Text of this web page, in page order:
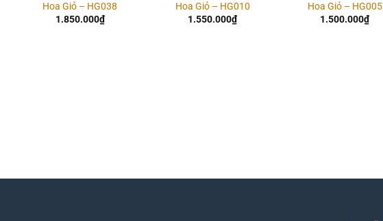
Hoa Giỏ – HG038
1.850.000₫
Hoa Giỏ – HG010
1.550.000₫
Hoa Giỏ – HG005
1.500.000₫